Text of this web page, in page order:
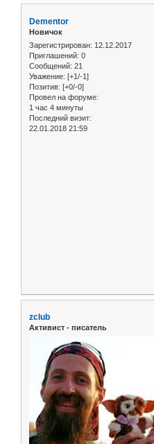
Dementor
Новичок
Зарегистрирован: 12.12.2017
Приглашений: 0
Сообщений: 21
Уважение: [+1/-1]
Позитив: [+0/-0]
Провел на форуме:
1 час 4 минуты
Последний визит:
22.01.2018 21:59
zclub
Активист - писатель